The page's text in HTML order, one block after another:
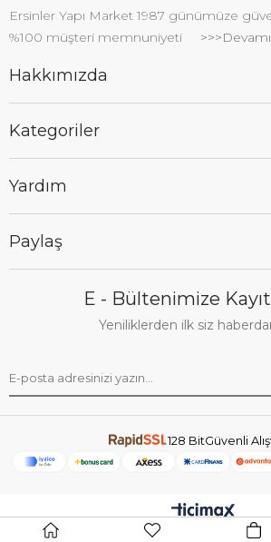
Ersinler Yapı Market 1987 günümüze
%100 müşteri memnuniyeti
>>>Devamı
Hakkımızda
Kategoriler
Yardım
Paylaş
E - Bültenimize
Yeniliklerden ilk siz
128 BitGüvenli